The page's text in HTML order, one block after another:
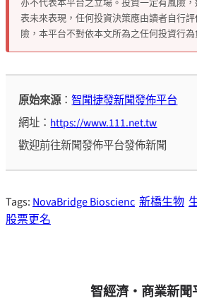
亦不代表本平台之立場。投資一定有風險
表未來表現，任何投資決策應由讀者自行
險，本平台不對依本文所為之任何投資行為
原始來源：智聞捷發新聞發佈平台
網址： https://www.111.net.tw
歡迎前往新聞發佈平台發佈新聞
Tags:NovaBridge Bioscienc 新橋生物
股票更名
智經濟・商業新聞